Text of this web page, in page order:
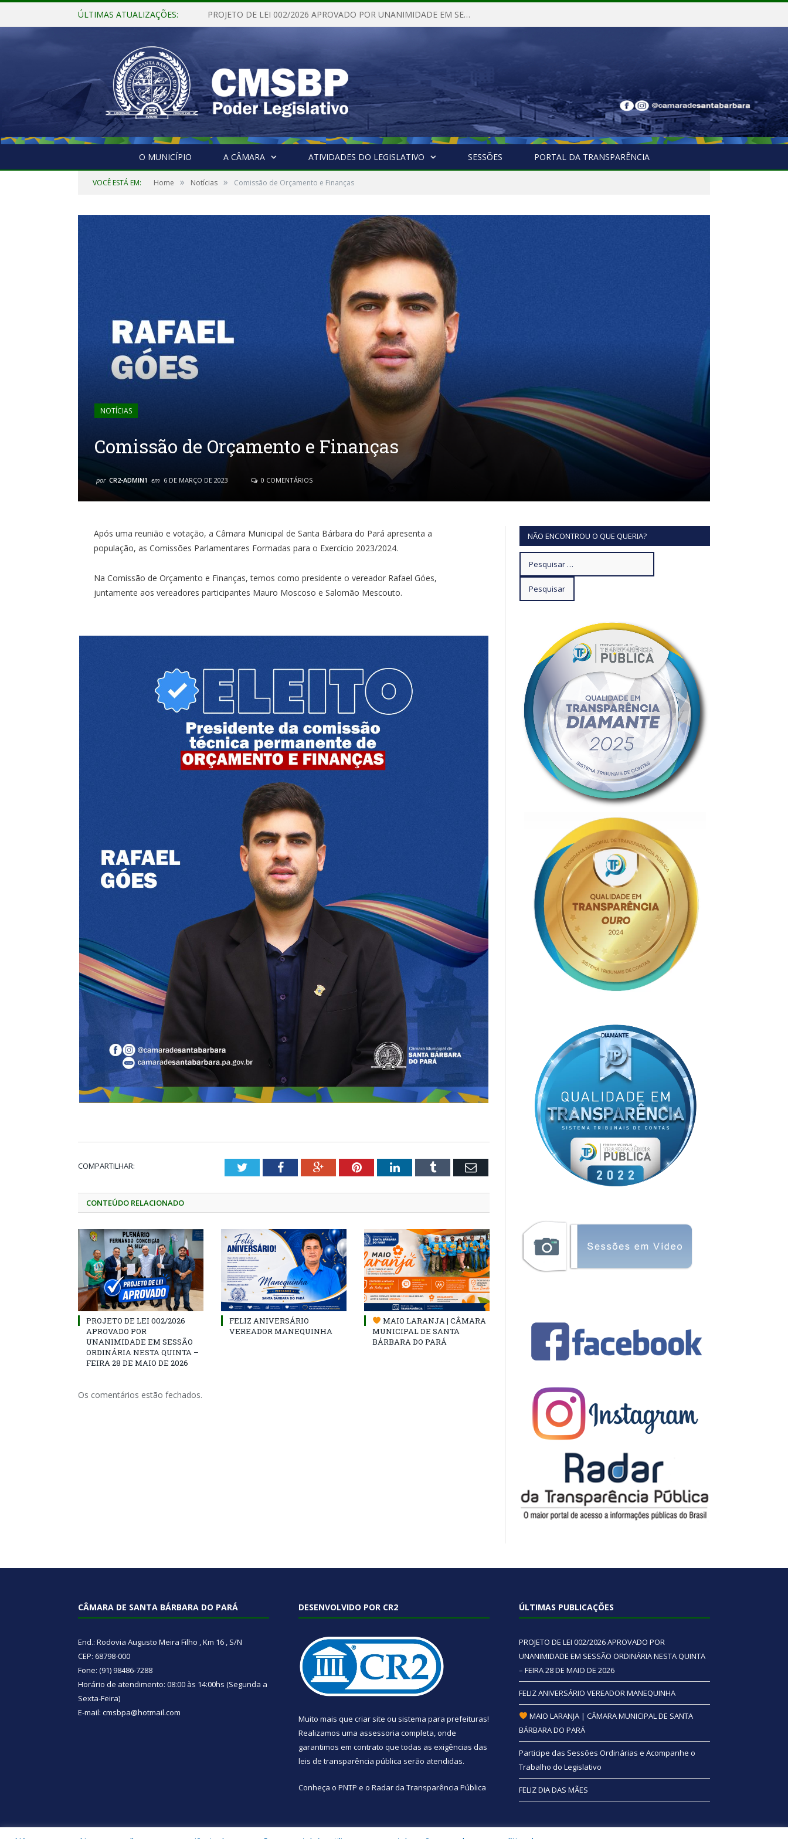
ÚLTIMAS ATUALIZAÇÕES: PROJETO DE LEI 002/2026 APROVADO POR UNANIMIDADE EM SESSÃO ORDINÁRIA NESTA QUINTA – FEIRA 28 DE MAIO DE 2026
O MUNICÍPIO A CÂMARA ATIVIDADES DO LEGISLATIVO SESSÕES PORTAL DA TRANSPARÊNCIA
VOCÊ ESTÁ EM: Home » Notícias » Comissão de Orçamento e Finanças
NOTÍCIAS
Comissão de Orçamento e Finanças
por CR2-ADMIN1 em 6 DE MARÇO DE 2023 0 COMENTÁRIOS
Após uma reunião e votação, a Câmara Municipal de Santa Bárbara do Pará apresenta a
população, as Comissões Parlamentares Formadas para o Exercício 2023/2024.
Na Comissão de Orçamento e Finanças, temos como presidente o vereador Rafael Góes,
juntamente aos vereadores participantes Mauro Moscoso e Salomão Mescouto.
COMPARTILHAR: TwitterFacebookGoogle+PinterestLinkedInTumblr Email
CONTEÚDO RELACIONADO
PROJETO DE LEI 002/2026
APROVADO POR
UNANIMIDADE EM SESSÃO
ORDINÁRIA NESTA QUINTA –
FEIRA 28 DE MAIO DE 2026
FELIZ ANIVERSÁRIO
VEREADOR MANEQUINHA
MAIO LARANJA | CÂMARA
MUNICIPAL DE SANTA
BÁRBARA DO PARÁ
Os comentários estão fechados.
NÃO ENCONTROU O QUE QUERIA?
CÂMARA DE SANTA BÁRBARA DO PARÁ
End.: Rodovia Augusto Meira Filho , Km 16 , S/N
CEP: 68798-000
Fone: (91) 98486-7288
Horário de atendimento: 08:00 às 14:00hs (Segunda a
Sexta-Feira)
E-mail: cmsbpa@hotmail.com
DESENVOLVIDO POR CR2
Muito mais que criar site ou sistema para prefeituras!
Realizamos uma assessoria completa, onde
garantimos em contrato que todas as exigências das
leis de transparência pública serão atendidas.
Conheça o PNTP e o Radar da Transparência Pública
ÚLTIMAS PUBLICAÇÕES
PROJETO DE LEI 002/2026 APROVADO POR
UNANIMIDADE EM SESSÃO ORDINÁRIA NESTA QUINTA
– FEIRA 28 DE MAIO DE 2026
FELIZ ANIVERSÁRIO VEREADOR MANEQUINHA
MAIO LARANJA | CÂMARA MUNICIPAL DE SANTA
BÁRBARA DO PARÁ
Participe das Sessões Ordinárias e Acompanhe o
Trabalho do Legislativo
FELIZ DIA DAS MÃES